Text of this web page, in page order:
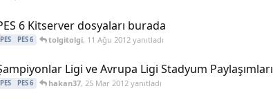
6 Kitserver dosyaları burada
PES PES 6 tolgitolgi, 11 Ağu 2012yanıtladı
Ligi ve Avrupa Ligi Stadyum Paylaşımları
PES PES 6 hakan37, 25 Mar 2012yanıtladı